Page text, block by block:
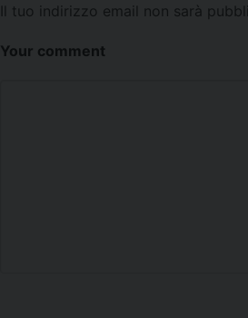
Il tuo indirizzo email non sarà
Your comment